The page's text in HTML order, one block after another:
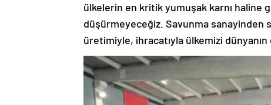
ülkelerin en kritik yumuşak karnı haline
düşürmeyeceğiz. Savunma sanayinden
üretimiyle, ihracatıyla ülkemizi